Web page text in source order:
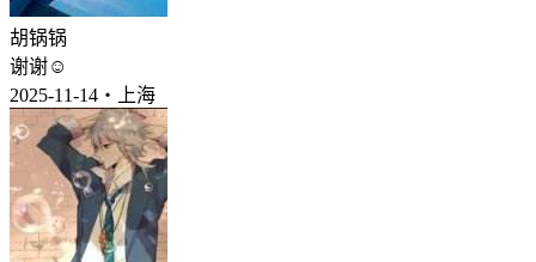
胡锅锅
谢谢☺️
2025-11-14・上海